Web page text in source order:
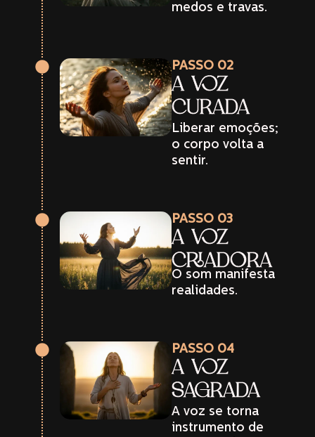
medos e travas.
PASSO 02
A VOZ
CURADA
Liberar emoções;
o corpo volta a
sentir.
PASSO 03
A VOZ
CRIADORA
O som manifesta
realidades.
PASSO 04
A VOZ
SAGRADA
A voz se torna
instrumento de